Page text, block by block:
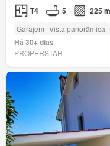
T4 5 225
Garajem Vista panorâmica
Há 30+ dias
PROPERSTAR